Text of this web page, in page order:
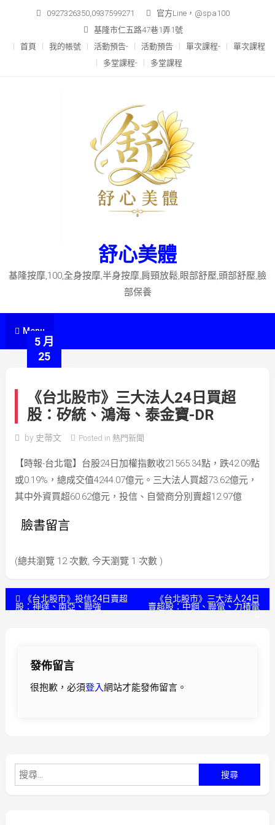
content
0927326350,0937599271
官方Line，@spa100
基隆市仁五路47巷1弄1號
首頁
我的帳號 活動預告- 活動預告 單次課程-
單次課程
多堂課程-
多堂課程
舒心美體
基隆按摩,100,全身按摩,半身按摩,肩頸放鬆,眼部舒壓,頭部舒壓,臉
部保養
Menu
5 月
25
《台北股市》三大法人24日買超
股：矽統、鴻海、泰金寶-DR
by 史蒂文 Posted in 熱門新聞
【時報-台北電】台股24日加權指數收21565.34點，跌42.09點
或0.19%，總成交值4244.07億元。三大法人買超73.62億元，
其中外資買超60.62億元，投信、自營商分別賣超12.97億
臉書留言
(總共瀏覽 12 次數, 今天瀏覽 1 次數 )
文 《台北股市》投信24日賣超
股：神達、南亞、聯強
《台北股市》三大法人24日
賣超股：中鋼、聯電、力積電
發佈留言
很抱歉，必須登入網站才能發佈留言。
尋